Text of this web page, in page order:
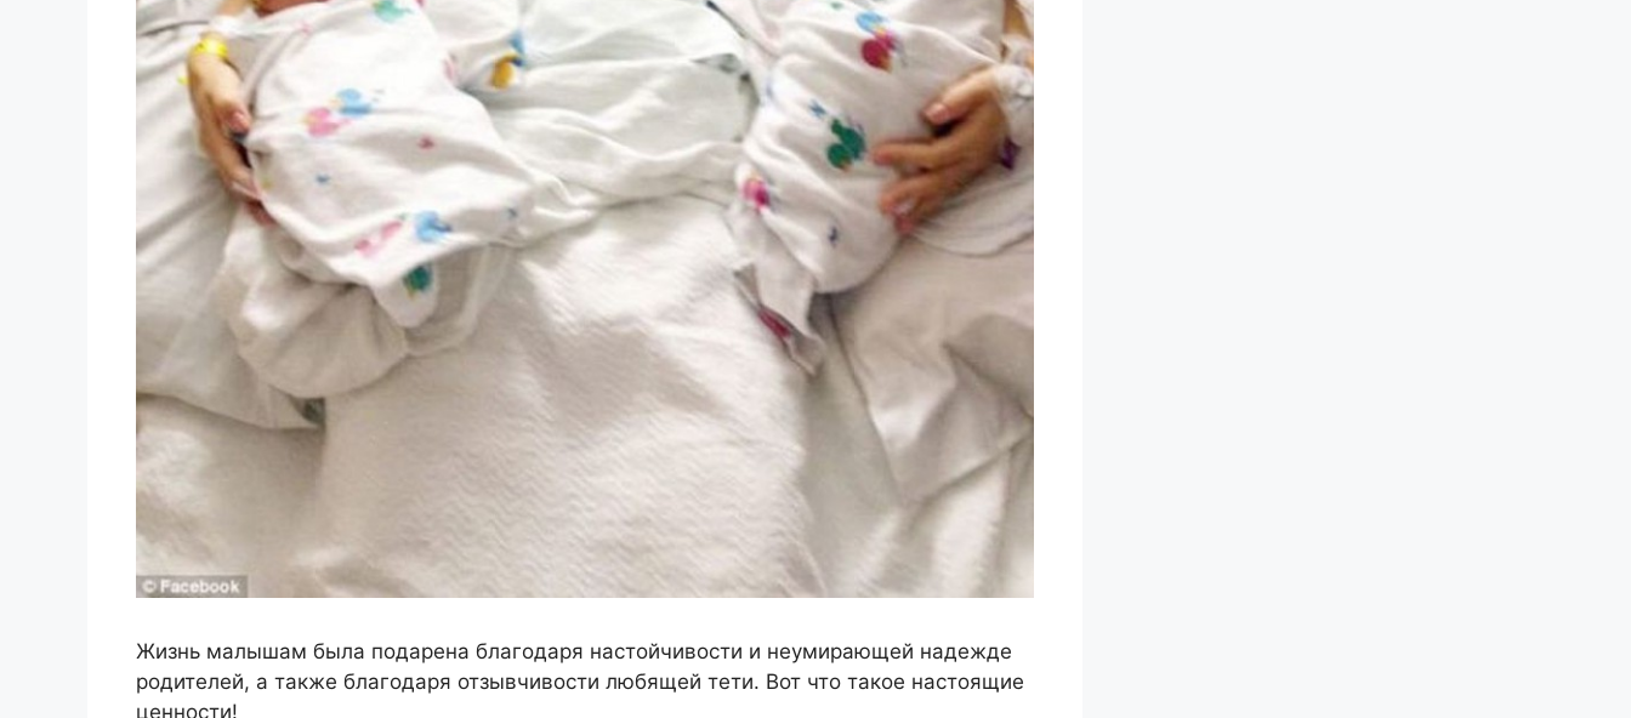
Жизнь малышам была подарена благодаря настойчивости и неумирающей надежде
родителей, а также благодаря отзывчивости любящей тети. Вот что такое настоящие
ценности!